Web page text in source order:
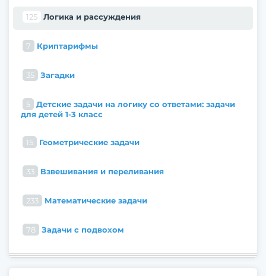
125 Логика и рассуждения
7 Криптарифмы
35 Загадки
5
Детские задачи на логику со ответами: задачи
для детей 1-3 класс
15 Геометрические задачи
33 Взвешивания и переливания
233 Математические задачи
78 Задачи с подвохом